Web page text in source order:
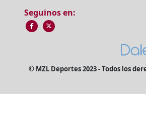
Seguinos en:
© MZL Deportes 2023 - Todos los